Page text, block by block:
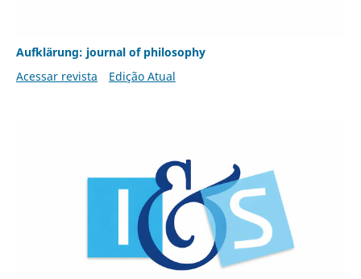
Aufklärung: journal of philosophy
Acessar revista
Edição Atual